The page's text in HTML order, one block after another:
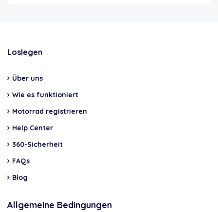
Loslegen
Über uns
Wie es funktioniert
Motorrad registrieren
Help Center
360-Sicherheit
FAQs
Blog
Allgemeine Bedingungen